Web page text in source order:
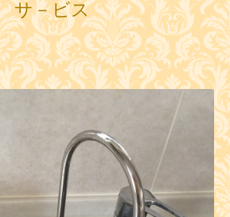
サ－ビス